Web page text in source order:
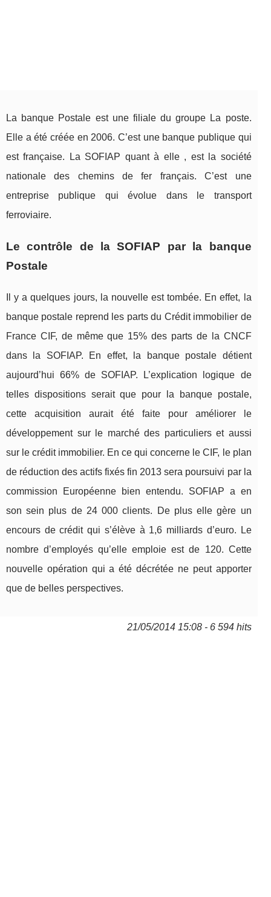
La banque Postale est une filiale du groupe La poste.
Elle a été créée en 2006. C’est une banque publique qui
est française. La SOFIAP quant à elle , est la société
nationale des chemins de fer français. C’est une
entreprise publique qui évolue dans le transport
ferroviaire.
Le contrôle de la SOFIAP par la banque
Postale
Il y a quelques jours, la nouvelle est tombée. En effet, la
banque postale reprend les parts du Crédit immobilier de
France CIF, de même que 15% des parts de la CNCF
dans la SOFIAP. En effet, la banque postale détient
aujourd’hui 66% de SOFIAP. L’explication logique de
telles dispositions serait que pour la banque postale,
cette acquisition aurait été faite pour améliorer le
développement sur le marché des particuliers et aussi
sur le crédit immobilier. En ce qui concerne le CIF, le plan
de réduction des actifs fixés fin 2013 sera poursuivi par la
commission Européenne bien entendu. SOFIAP a en
son sein plus de 24 000 clients. De plus elle gère un
encours de crédit qui s’élève à 1,6 milliards d’euro. Le
nombre d’employés qu’elle emploie est de 120. Cette
nouvelle opération qui a été décrétée ne peut apporter
que de belles perspectives.
21/05/2014 15:08 - 6 594 hits